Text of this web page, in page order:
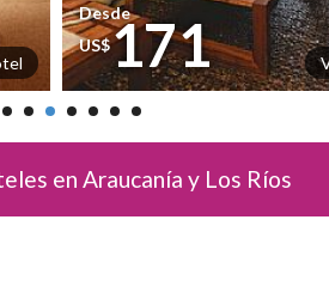
Desde
US$171
en Araucanía y Los Ríos